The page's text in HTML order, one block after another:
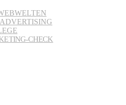
ADVERTISING
CHECK